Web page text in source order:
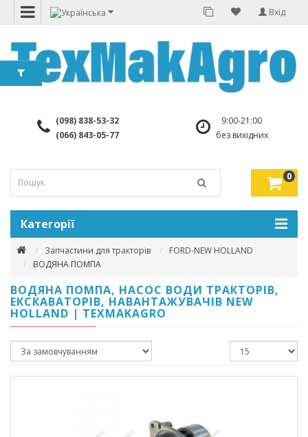
Вхід
(098) 838-53-32
(066) 843-05-77
9:00-21:00
без вихідних
0
Категорії
Запчастини для тракторів
FORD-NEW HOLLAND
ВОДЯНА ПОМПА
ВОДЯНА ПОМПА, НАСОС ВОДИ ТРАКТОРІВ,
ЕКСКАВАТОРІВ, НАВАНТАЖУВАЧІВ NEW
HOLLAND | TEXMAKAGRO